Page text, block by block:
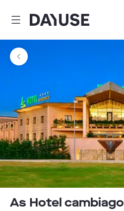
Dayuse
As Hotel cambiago